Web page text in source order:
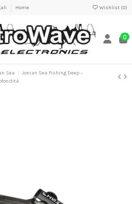
Home Wishlist (0)
0
Sea
Jonian Sea Fishing Deep –